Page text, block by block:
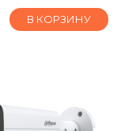
В КОРЗИНУ